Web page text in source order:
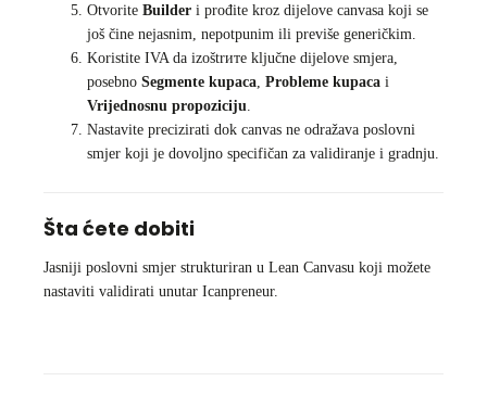
Otvorite Builder i prođite kroz dijelove canvasa koji se
još čine nejasnim, nepotpunim ili previše generičkim.
Koristite IVA da izoštrите ključne dijelove smjera,
posebno Segmente kupaca Probleme kupaca i
Vrijednosnu propoziciju
Nastavite precizirati dok canvas ne odražava poslovni
smjer koji je dovoljno specifičan za validiranje i gradnju.
Šta ćete dobiti
Jasniji poslovni smjer strukturiran u Lean Canvasu koji možete
nastaviti validirati unutar Icanpreneur.